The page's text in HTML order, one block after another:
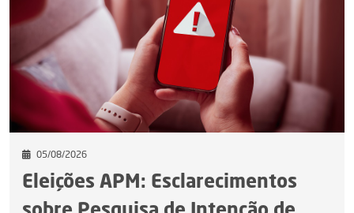
05/08/2026
Eleições APM: Esclarecimentos